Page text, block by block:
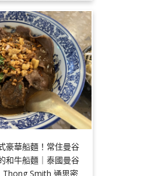
豪華船麵！常住曼谷
和牛船麵｜泰國曼谷
Thong Smith 通思密